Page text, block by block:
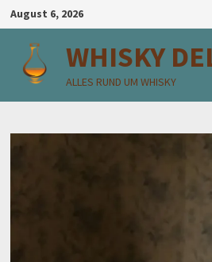
Zum
Inhalt
springen
August 6, 2026
WHISKY
ALLES RUND UM WHISKY